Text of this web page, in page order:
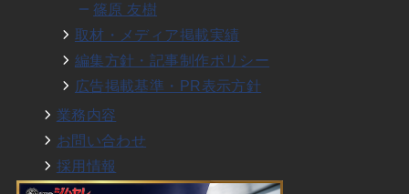
篠原 友樹
取材・メディア掲載実績
編集方針・記事制作ポリシー
広告掲載基準・PR表示方針
業務内容
お問い合わせ
採用情報